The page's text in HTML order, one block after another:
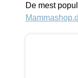
De mest